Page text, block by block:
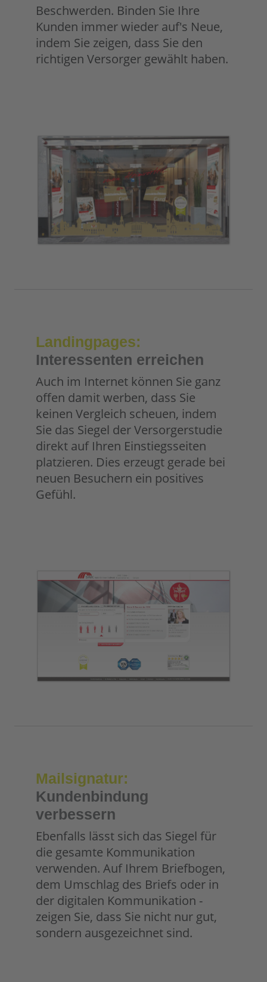
Beschwerden. Binden Sie Ihre
Kunden immer wieder auf's Neue,
indem Sie zeigen, dass Sie den
richtigen Versorger gewählt haben.
Landingpages:
Interessenten erreichen
Auch im Internet können Sie ganz
offen damit werben, dass Sie
keinen Vergleich scheuen, indem
Sie das Siegel der Versorgerstudie
direkt auf Ihren Einstiegsseiten
platzieren. Dies erzeugt gerade bei
neuen Besuchern ein positives
Gefühl.
Mailsignatur:
Kundenbindung
verbessern
Ebenfalls lässt sich das Siegel für
die gesamte Kommunikation
verwenden. Auf Ihrem Briefbogen,
dem Umschlag des Briefs oder in
der digitalen Kommunikation -
zeigen Sie, dass Sie nicht nur gut,
sondern ausgezeichnet sind.